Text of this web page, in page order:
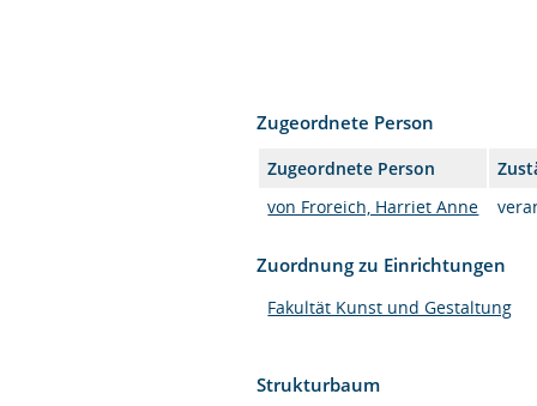
Zugeordnete Person
Zugeordnete Person
von Froreich, Harriet Anne
Zuordnung zu Einrichtungen
Fakultät Kunst und Gestaltung
Strukturbaum